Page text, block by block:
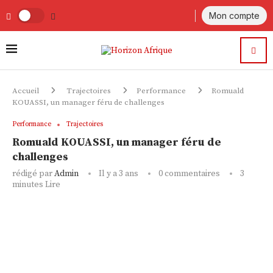
Mon compte
Accueil Trajectoires Performance
Romuald
KOUASSI, un manager féru de challenges
Performance Trajectoires
Romuald KOUASSI, un manager féru de
challenges
rédigé parAdmin Il y a 3 ans 0 commentaires
3
minutes Lire